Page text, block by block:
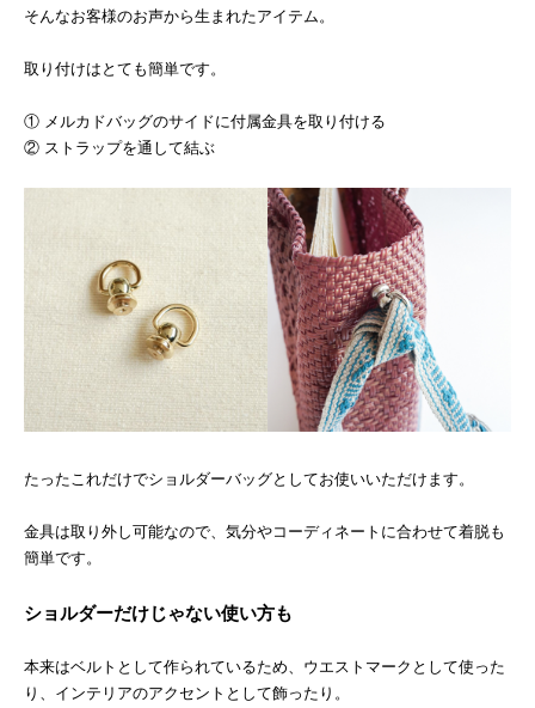
そんなお客様のお声から生まれたアイテム。
取り付けはとても簡単です。
① メルカドバッグのサイドに付属金具を取り付ける
② ストラップを通して結ぶ
たったこれだけでショルダーバッグとしてお使いいただけます。
金具は取り外し可能なので、気分やコーディネートに合わせて着脱も
簡単です。
ショルダーだけじゃない使い方も
本来はベルトとして作られているため、ウエストマークとして使った
り、インテリアのアクセントとして飾ったり。